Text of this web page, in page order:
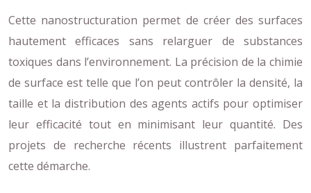
Cette nanostructuration permet de créer des surfaces
hautement efficaces sans relarguer de substances
toxiques dans l’environnement. La précision de la chimie
de surface est telle que l’on peut contrôler la densité, la
taille et la distribution des agents actifs pour optimiser
leur efficacité tout en minimisant leur quantité. Des
projets de recherche récents illustrent parfaitement
cette démarche.